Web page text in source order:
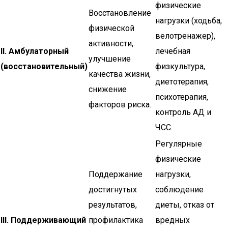
II. Амбулаторный
(восстановительный)
Восстановление
физической
активности,
улучшение
качества жизни,
снижение
факторов риска.
физические
нагрузки (ходьба,
велотренажер),
лечебная
физкультура,
диетотерапия,
психотерапия,
контроль АД и
ЧСС.
III. Поддерживающий
Поддержание
достигнутых
результатов,
профилактика
Регулярные
физические
нагрузки,
соблюдение
диеты, отказ от
вредных